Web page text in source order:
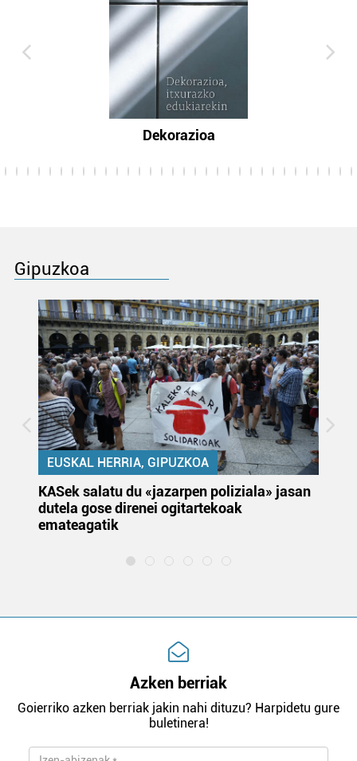
Dekorazioa
Gipuzkoa
EUSKAL HERRIA, GIPUZKOA
KASek salatu du «jazarpen poliziala» jasan
dutela gose direnei ogitartekoak
emateagatik
Azken berriak
Goierriko azken berriak jakin nahi dituzu? Harpidetu gure
buletinera!